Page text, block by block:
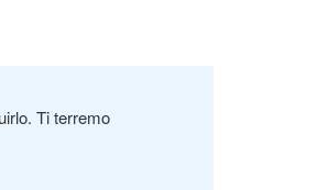
Ti terremo